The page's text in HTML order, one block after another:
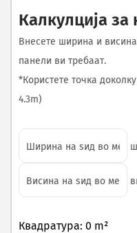
Калкулција за
Внесете ширина и
панели ви требаат.
*Користете точка
4.3m)
Квадратура: 0 m²